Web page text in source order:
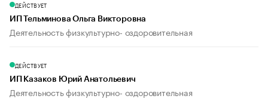
ДЕЙСТВУЕТ
ИП Тельминова Ольга Викторовна
Деятельность физкультурно- оздоровительная
ДЕЙСТВУЕТ
ИП Казаков Юрий Анатольевич
Деятельность физкультурно- оздоровительная